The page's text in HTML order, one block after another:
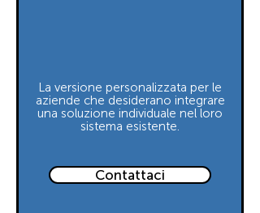
La versione personalizzata per le
aziende che desiderano integrare
una soluzione individuale nel loro
sistema esistente.
Contattaci